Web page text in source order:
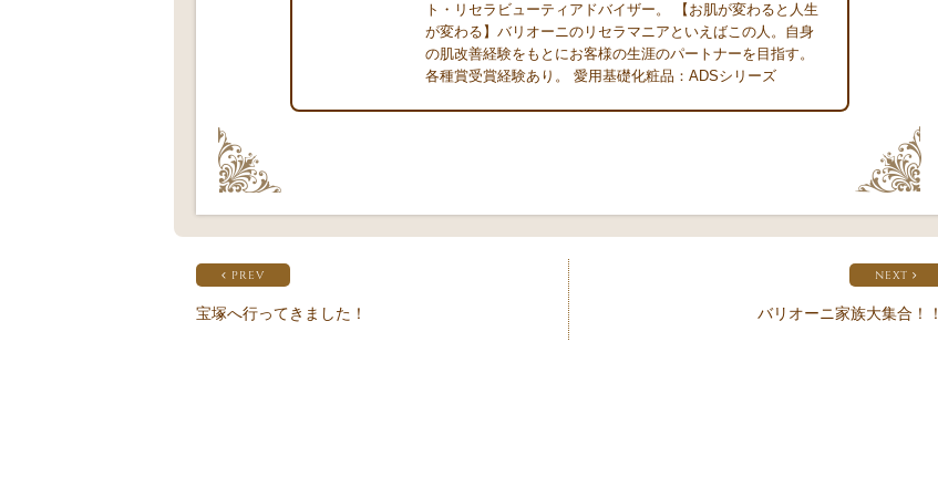
ト・リセラビューティアドバイザー。 【お肌が変わると人生
が変わる】バリオーニのリセラマニアといえばこの人。自身
の肌改善経験をもとにお客様の生涯のパートナーを目指す。
各種賞受賞経験あり。 愛用基礎化粧品：ADSシリーズ
PREV
宝塚へ行ってきました！
NEXT
バリオーニ家族大集合！！